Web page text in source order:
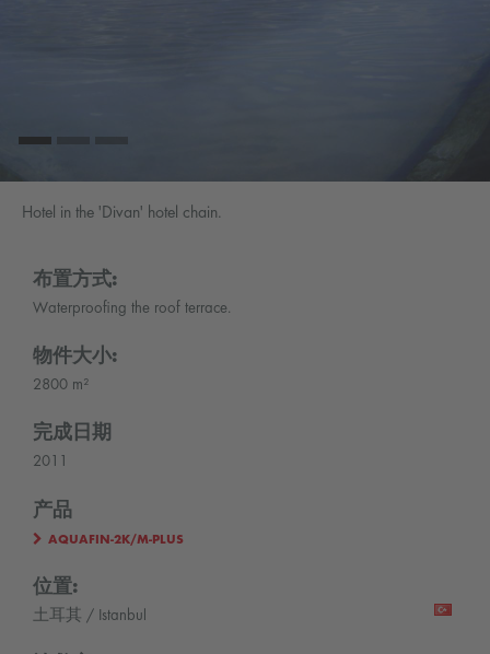
Hotel in the 'Divan' hotel chain.
布置方式:
Waterproofing the roof terrace.
物件大小:
2800 m²
完成日期
2011
产品
AQUAFIN-2K/M-PLUS
位置:
土耳其 / Istanbul